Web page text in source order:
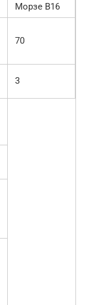
Морзе В16
70
3